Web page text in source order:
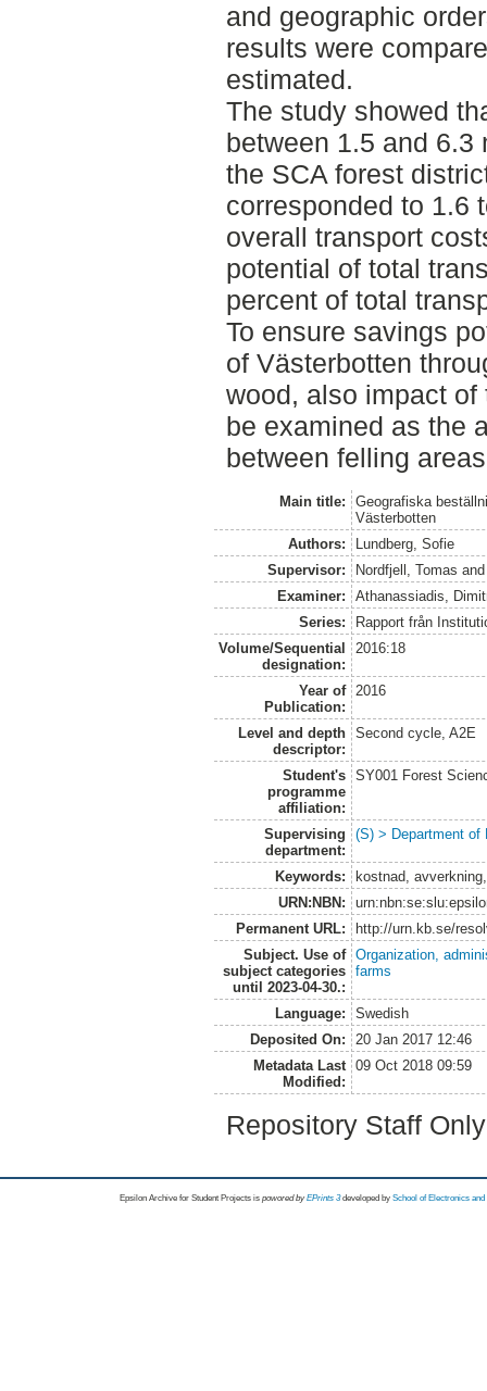
and geographic
results were
estimated.
The study showed
between 1.5 and 6.3
the SCA forest
corresponded to 1.6
overall transport
potential of total
percent of total
To ensure savings
of Västerbotten
wood, also impact
be examined as the
between felling
Main title:
Geografiska
Västerbotten
Authors:
Lundberg, Sofie
Supervisor:
Nordfjell, Tomas
Examiner:
Athanassiadis,
Series:
Rapport från
Volume/Sequential
designation:
2016:18
Year of
Publication:
2016
Level and depth
descriptor:
Second cycle, A2E
Student's
programme
affiliation:
SY001 Forest
Supervising
department:
(S) > Department of
Keywords:
kostnad,
URN:NBN:
Permanent URL:
http://urn.kb.se/
Subject. Use of
subject categories
until 2023-04-30.:
Organization,
farms
Language:
Swedish
Deposited On:
20 Jan 2017 12:46
Metadata Last
Modified:
09 Oct 2018 09:59
Repository Staff
Epsilon Archive for Student Projects is powored byEPrints 3 developed by School of Electronics